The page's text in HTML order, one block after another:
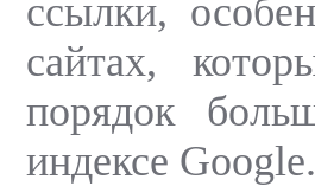
ссылки,
сайтах,
порядок
индексе Google.